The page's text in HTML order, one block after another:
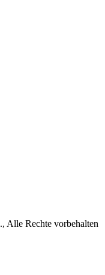
Alle Rechte vorbehalten